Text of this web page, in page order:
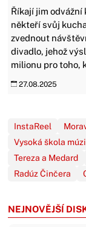
Říkají jim
někteří svůj
zvednout
divadlo, jehož
milionu pro toho,
27.08.2025
InstaReel
Vysoká škola
Tereza a Medard
Radúz Činčera
NEJNOVĚJŠÍ